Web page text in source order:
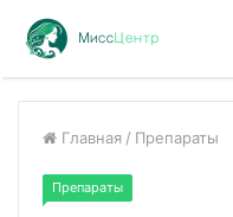
Главная / Препараты
Препараты